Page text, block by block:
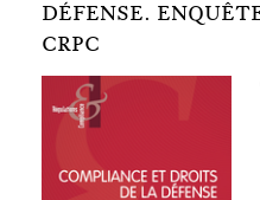
DÉFENSE.
CRPC